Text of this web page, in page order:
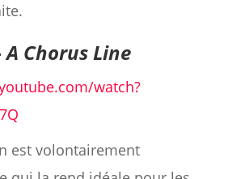
A Chorus Line
watch?
est volontairement